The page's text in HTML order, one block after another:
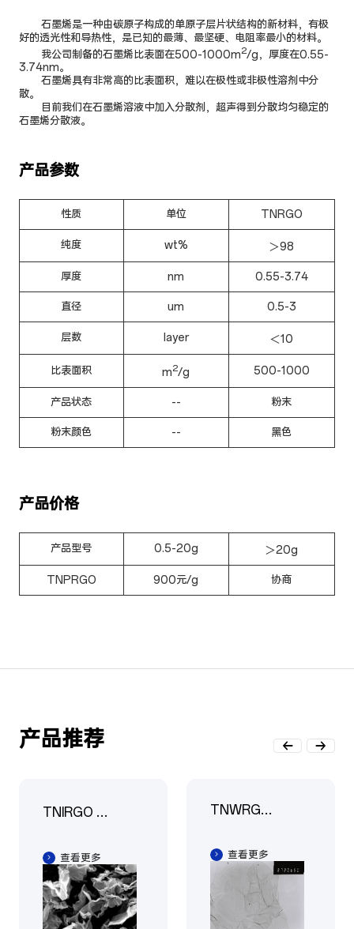
石墨烯是一种由碳原子构成的单原子层片状结构的新材料，有极
好的透光性和导热性，是已知的最薄、最坚硬、电阻率最小的材料。
我公司制备的石墨烯比表面在500-1000m2/g，厚度在0.55-
3.74nm。
石墨烯具有非常高的比表面积，难以在极性或非极性溶剂中分
散。
目前我们在石墨烯溶液中加入分散剂，超声得到分散均匀稳定的
石墨烯分散液。
产品参数
性质 单位 TNRGO
纯度 wt% ＞98
厚度 nm 0.55-3.74
直径 um 0.5-3
层数 layer ＜10
比表面积 m2/g 500-1000
产品状态 -- 粉末
粉末颜色 -- 黑色
产品价格
产品型号 0.5-20g ＞20g
TNPRGO 900元/g 协商
产品推荐
TNIRGO 工
查看更多
TNWRGO
查看更多